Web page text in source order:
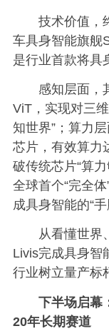
技术价值，
车具身智能旗舰
是行业首款将具
感知层面，
ViT，实现对三
知世界”；算力
芯片，有效算力
破传统芯片“算
全球首个“完全
成具身智能的“
从看懂世界
Livis完成具身智
行业树立量产标
下半场启幕
20年长期赛道